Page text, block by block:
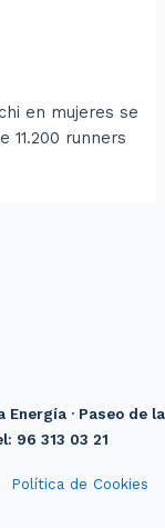
en mujeres se
11.200 runners
Energía · Paseo de la
96 313 03 21
Política de Cookies